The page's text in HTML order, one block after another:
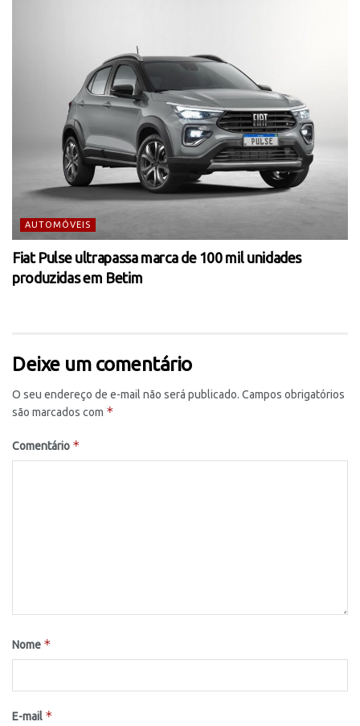
AUTOMÓVEIS
Fiat Pulse ultrapassa marca de 100 mil unidades
produzidas em Betim
Deixe um comentário
O seu endereço de e-mail não será publicado. Campos obrigatórios
são marcados com *
Comentário *
Nome *
E-mail *